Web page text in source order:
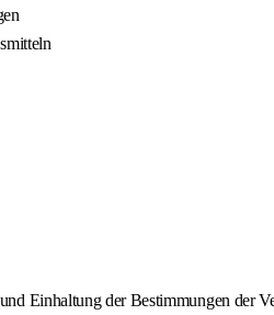
Einhaltung der Bestimmungen der